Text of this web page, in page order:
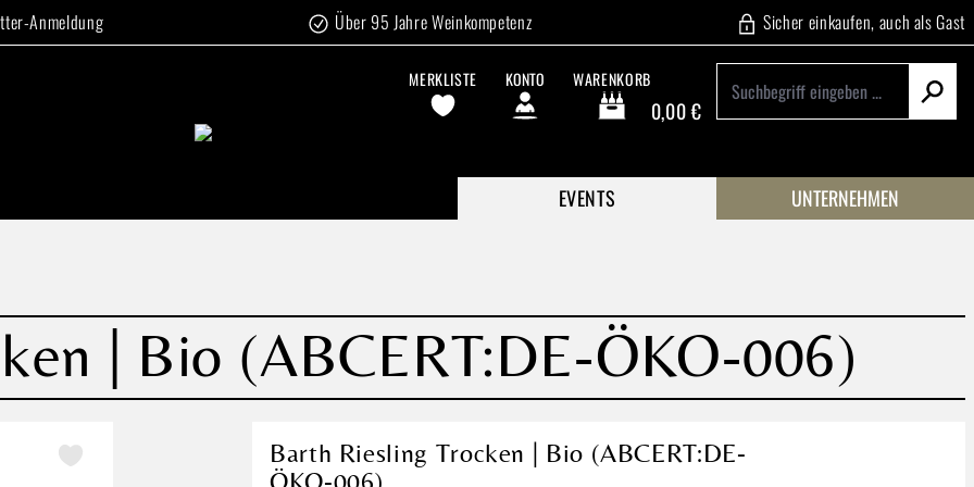
Anmeldung Über 95 Jahre Weinkompetenz Sicher einkaufen, auch als Gast
MERKLISTE KONTO WARENKORB
0,00 €
Warenkorb enthält 0 Positionen. Der Gesamtwert
EVENTS UNTERNEHMEN
| Bio (ABCERT:DE-ÖKO-006)
Barth Riesling Trocken | Bio (ABCERT:DE-